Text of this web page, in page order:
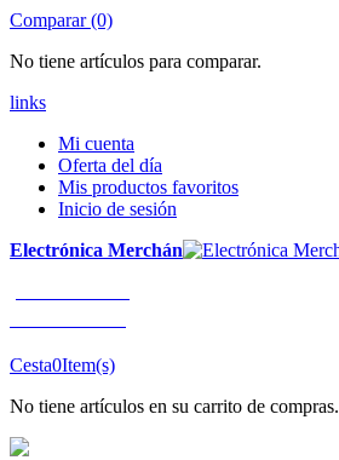
Comparar (0)
No tiene artículos para comparar.
links
Mi cuenta
Oferta del día
Mis productos favoritos
Inicio de sesión
Electrónica Merchán
Cesta0Item(s)
No tiene artículos en su carrito de compras.